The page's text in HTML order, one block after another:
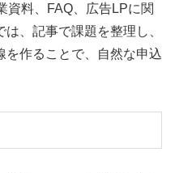
資料、FAQ、広告LPに関
、記事で課題を整理し、
を作ることで、自然な申込